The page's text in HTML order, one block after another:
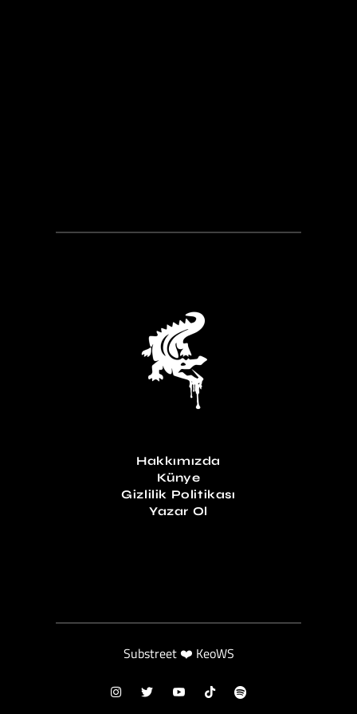
Hakkımızda
Künye
Gizlilik Politikası
Yazar Ol
Substreet ❤️ KeoWS